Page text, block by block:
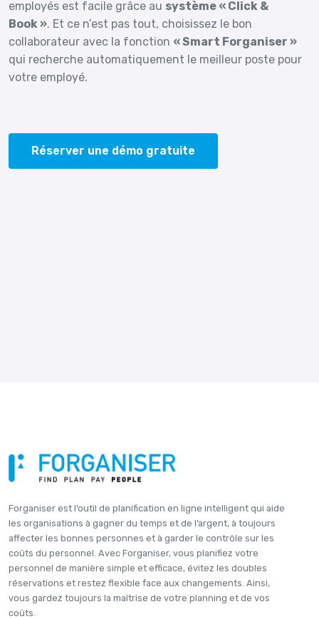
employés est facile grâce au système « Click &
Book ». Et ce n’est pas tout, choisissez le bon
collaborateur avec la fonction « Smart Forganiser »
qui recherche automatiquement le meilleur poste pour
votre employé.
Réserver une démo gratuite
Forganiser est l’outil de planification en ligne intelligent qui aide
les organisations à gagner du temps et de l’argent, à toujours
affecter les bonnes personnes et à garder le contrôle sur les
coûts du personnel. Avec Forganiser, vous planifiez votre
personnel de manière simple et efficace, évitez les doubles
réservations et restez flexible face aux changements. Ainsi,
vous gardez toujours la maîtrise de votre planning et de vos
coûts.